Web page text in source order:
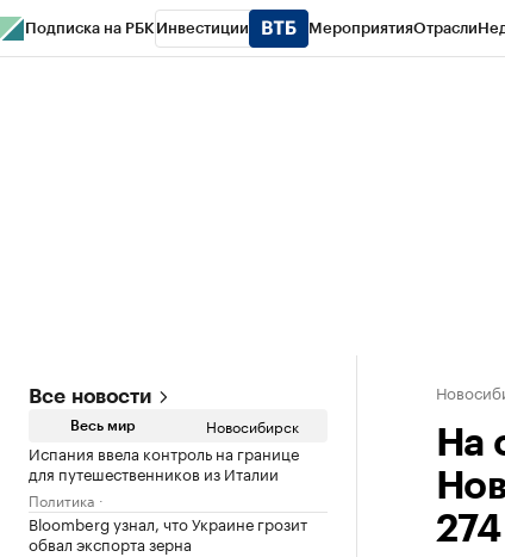
Подписка на РБК Инвестиции МероприятияОтрасли
Все новости
Весь мир Новосибирск
Испания ввела контроль на границе
для путешественников из Италии
Политика
Bloomberg узнал, что Украине грозит
обвал экспорта зерна
На